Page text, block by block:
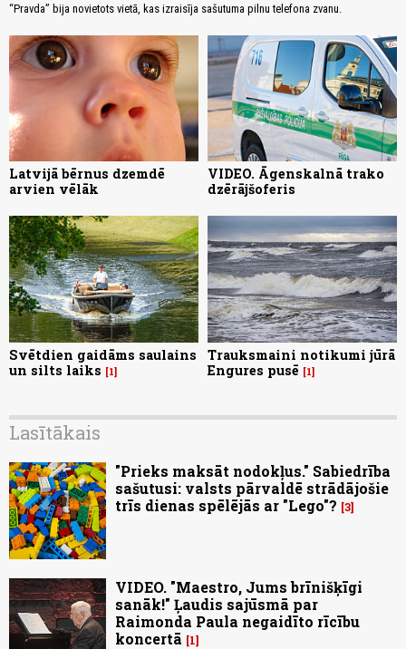
“Pravda” bija novietots vietā, kas izraisīja sašutuma pilnu telefona zvanu.
Latvijā bērnus dzemdē
arvien vēlāk
VIDEO. Āgenskalnā trako
dzērājšoferis
Svētdien gaidāms saulains
un silts laiks
1
Trauksmaini notikumi jūrā
Engures pusē
1
Lasītākais
"Prieks maksāt nodokļus." Sabiedrība
sašutusi: valsts pārvaldē strādājošie
trīs dienas spēlējās ar "Lego"? 3
VIDEO. "Maestro, Jums brīnišķīgi
sanāk!" Ļaudis sajūsmā par
Raimonda Paula negaidīto rīcību
koncertā
1